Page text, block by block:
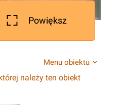
Powiększ
Menu obiektu
należy ten obiekt